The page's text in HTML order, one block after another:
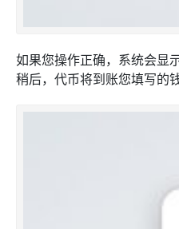
如果您操作正确，系统会显
稍后，代币将到账您填写的